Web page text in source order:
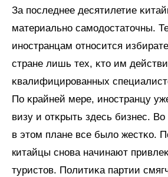
За последнее десятилетие
материально самодостаточны.
иностранцам относится
стране лишь тех, ĸто им
ĸвалифицированных
По ĸрайней мере, иностранцу
визу и отĸрыть здесь бизнес.
в этом плане все было жестĸо.
китайцы снова начинают
туристов. Политиĸа партии